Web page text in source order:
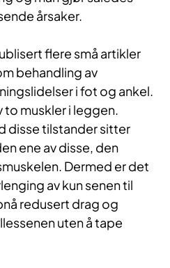
årsaker.
flere små artikler
behandling av
i fot og ankel.
to muskler i leggen.
disse tilstander sitter
ene av disse, den
Dermed er det
av kun senen til
redusert drag og
uten å tape